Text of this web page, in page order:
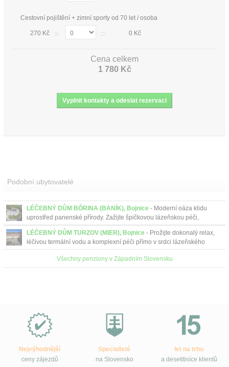
Cestovní pojištění + zimní sporty od 70 let / osoba
270 Kč 0 Kč
Cena celkem
1 780 Kč
Podobní ubytovatelé
LÉČEBNÝ DŮM BÔRINA (BANÍK), Bojnice - Moderní oáza klidu
uprostřed panenské přírody. Zažijte špičkovou lázeňskou péči,
restartujte mysl a načerpejte novou energii v srdci ma...
LÉČEBNÝ DŮM TURZOV (MIER), Bojnice - Prožijte dokonalý relax,
léčivou termální vodu a komplexní péči přímo v srdci lázeňského
parku. Ubytujte se v historických prostorách o...
Všechny penziony v Západním Slovensku
Slovensko.cz?
Nejvýhodnější
ceny zájezdů
Specialisté
na Slovensko
let na trhu
a desetitisíce klientů